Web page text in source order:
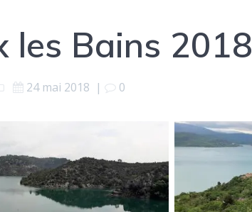
les Bains 2018
24 mai 2018 | 0